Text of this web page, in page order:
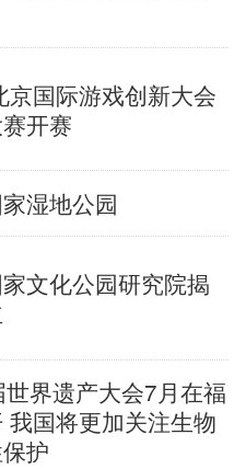
京国际游戏创新大会
开赛
湿地公园
文化公园研究院揭
界遗产大会7月在福
我国将更加关注生物
护